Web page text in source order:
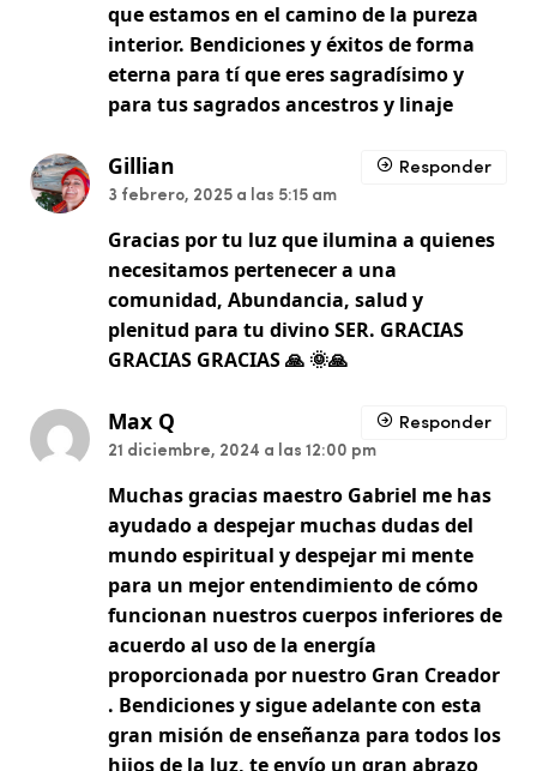
que estamos en el camino de la pureza
interior. Bendiciones y éxitos de forma
eterna para tí que eres sagradísimo y
para tus sagrados ancestros y linaje
Gillian
3 febrero, 2025 a las 5:15 am
Gracias por tu luz que ilumina a quienes
necesitamos pertenecer a una
comunidad, Abundancia, salud y
plenitud para tu divino SER. GRACIAS
GRACIAS GRACIAS 🙏 🌞🙏
Responder
Max Q
21 diciembre, 2024 a las 12:00 pm
Muchas gracias maestro Gabriel me has
ayudado a despejar muchas dudas del
mundo espiritual y despejar mi mente
para un mejor entendimiento de cómo
funcionan nuestros cuerpos inferiores de
acuerdo al uso de la energía
proporcionada por nuestro Gran Creador
. Bendiciones y sigue adelante con esta
gran misión de enseñanza para todos los
hijos de la luz, te envío un gran abrazo
Responder